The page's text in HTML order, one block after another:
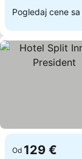
Pogledaj cene sa
Od 129 €